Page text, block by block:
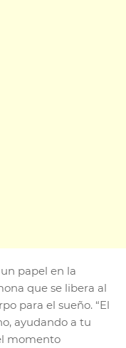
papel en la
que se libera al
para el sueño. “El
ayudando a tu
momento